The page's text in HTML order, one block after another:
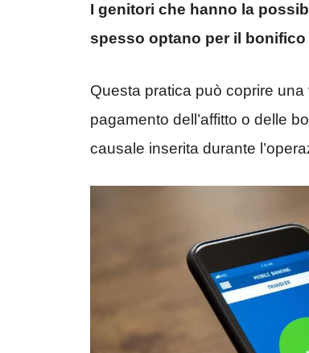
I genitori che hanno la
spesso optano per il
Questa pratica può coprire
pagamento dell’affitto o delle
causale inserita durante